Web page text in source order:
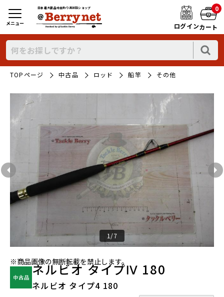
日本最大新品中古釣り具WEBショップ
ログイン
0
カート
メニュー
TOPページ 中古品 ロッド 船竿 その他
1/7
※商品画像の無断転載を禁止します。
ネルビオ タイプⅣ 180
ネルビオ タイプ4 180